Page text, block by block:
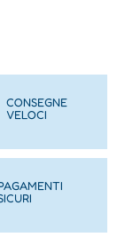
CONSEGNE
VELOCI